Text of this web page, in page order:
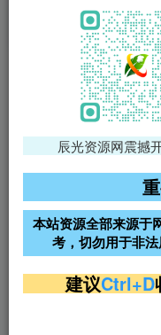
VIP特权介绍
火
VIP特权介绍
免费领支付宝红包
阿里云2核2G200M服务
年
超低价文字广告位招
辰光资源网震撼
本站资源全部来源于
考，切勿用于非
建议Ctrl+D